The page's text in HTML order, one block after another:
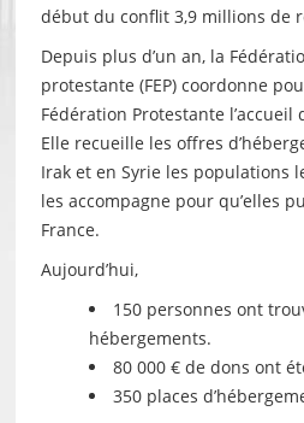
début du conflit 3,9 millions de
Depuis plus d’un an, la
protestante (FEP) coordonne
Fédération Protestante l’accueil
Elle recueille les offres
Irak et en Syrie les populations
les accompagne pour qu’elles
France.
Aujourd’hui,
150 personnes ont
hébergements.
80 000 € de dons ont
350 places